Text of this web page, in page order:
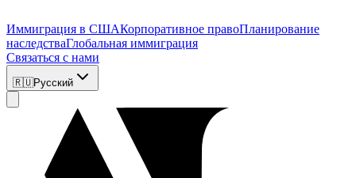
Иммиграция в СШАКорпоративное правоПланирование
наследстваГлобальная иммиграция
Связаться с нами
🇷🇺Русский